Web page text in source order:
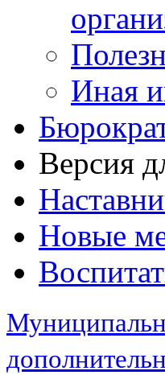
Иная
Версия
Новые